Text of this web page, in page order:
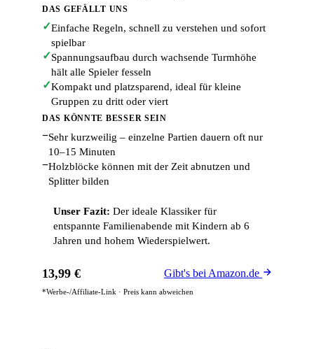
DAS GEFÄLLT UNS
✓Einfache Regeln, schnell zu verstehen und sofort
spielbar
✓Spannungsaufbau durch wachsende Turmhöhe
hält alle Spieler fesseln
✓Kompakt und platzsparend, ideal für kleine
Gruppen zu dritt oder viert
DAS KÖNNTE BESSER SEIN
−Sehr kurzweilig – einzelne Partien dauern oft nur
10–15 Minuten
−Holzblöcke können mit der Zeit abnutzen und
Splitter bilden
Unser Fazit: Der ideale Klassiker für
entspannte Familienabende mit Kindern ab 6
Jahren und hohem Wiederspielwert.
13,99 € Gibt's bei Amazon.de
*Werbe-/Affiliate-Link · Preis kann abweichen